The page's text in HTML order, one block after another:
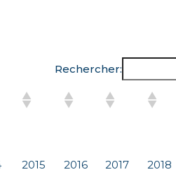
Rechercher:
2015 2016 2017 2018